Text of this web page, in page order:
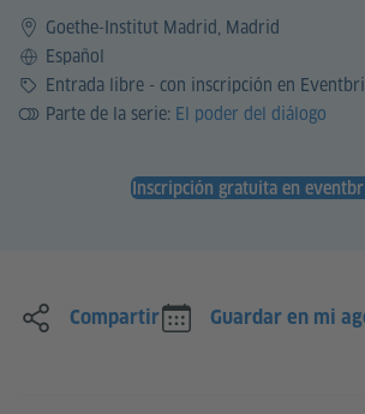
Goethe-Institut Madrid, Madrid
IdiomaEspañol
PrecioEntrada libre - con inscripción en
Parte de la serie: El poder del diálogo
Inscripción gratuita en
Compartir Guardar en mi